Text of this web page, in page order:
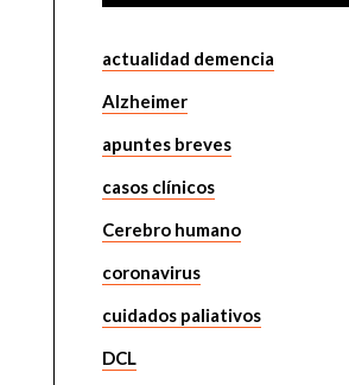
actualidad demencia
Alzheimer
apuntes breves
casos clínicos
Cerebro humano
coronavirus
cuidados paliativos
DCL